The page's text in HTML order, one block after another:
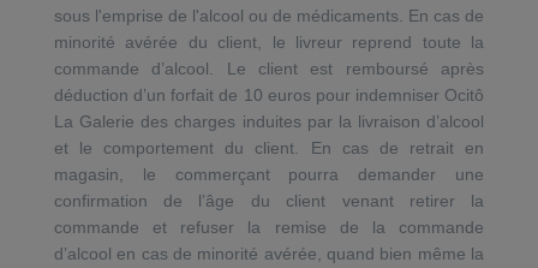
sous l'emprise de l'alcool ou de médicaments. En cas de
minorité avérée du client, le livreur reprend toute la
commande d’alcool. Le client est remboursé après
déduction d’un forfait de 10 euros pour indemniser Ocitô
La Galerie des charges induites par la livraison d’alcool
et le comportement du client. En cas de retrait en
magasin, le commerçant pourra demander une
confirmation de l’âge du client venant retirer la
commande et refuser la remise de la commande
d’alcool en cas de minorité avérée, quand bien même la